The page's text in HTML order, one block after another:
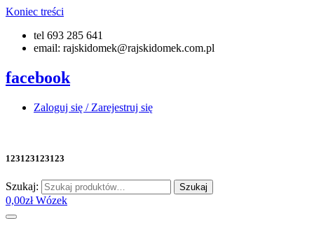
Koniec treści
tel 693 285 641
email: rajskidomek@rajskidomek.com.pl
facebook
Zaloguj się / Zarejestruj się
123123123123
Szukaj: Szukaj
0,00zł Wózek